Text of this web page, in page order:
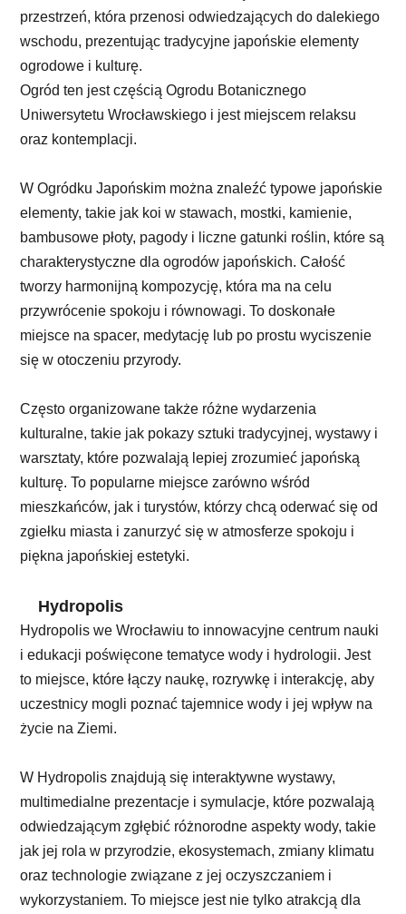
przestrzeń, która przenosi odwiedzających do dalekiego
wschodu, prezentując tradycyjne japońskie elementy
ogrodowe i kulturę.
Ogród ten jest częścią Ogrodu Botanicznego
Uniwersytetu Wrocławskiego i jest miejscem relaksu
oraz kontemplacji.
W Ogródku Japońskim można znaleźć typowe japońskie
elementy, takie jak koi w stawach, mostki, kamienie,
bambusowe płoty, pagody i liczne gatunki roślin, które są
charakterystyczne dla ogrodów japońskich. Całość
tworzy harmonijną kompozycję, która ma na celu
przywrócenie spokoju i równowagi. To doskonałe
miejsce na spacer, medytację lub po prostu wyciszenie
się w otoczeniu przyrody.
Często organizowane także różne wydarzenia
kulturalne, takie jak pokazy sztuki tradycyjnej, wystawy i
warsztaty, które pozwalają lepiej zrozumieć japońską
kulturę. To popularne miejsce zarówno wśród
mieszkańców, jak i turystów, którzy chcą oderwać się od
zgiełku miasta i zanurzyć się w atmosferze spokoju i
piękna japońskiej estetyki.
Hydropolis
Hydropolis we Wrocławiu to innowacyjne centrum nauki
i edukacji poświęcone tematyce wody i hydrologii. Jest
to miejsce, które łączy naukę, rozrywkę i interakcję, aby
uczestnicy mogli poznać tajemnice wody i jej wpływ na
życie na Ziemi.
W Hydropolis znajdują się interaktywne wystawy,
multimedialne prezentacje i symulacje, które pozwalają
odwiedzającym zgłębić różnorodne aspekty wody, takie
jak jej rola w przyrodzie, ekosystemach, zmiany klimatu
oraz technologie związane z jej oczyszczaniem i
wykorzystaniem. To miejsce jest nie tylko atrakcją dla